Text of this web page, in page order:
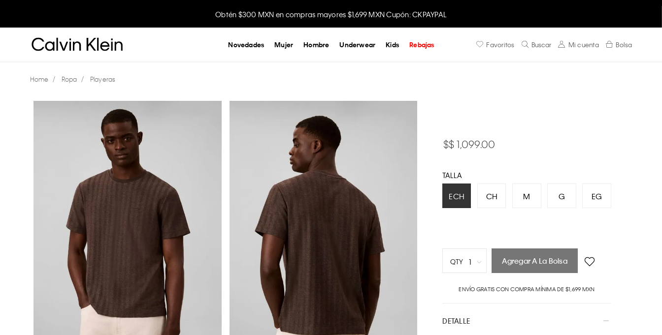
Obtén $300 MXN en compras mayores $1,699 MXN Cupón: CKPAYPAL
Favoritos Buscar Mi cuenta Bolsa
Novedades Mujer Hombre Underwear Kids Rebajas
Ropa Playeras
$ 1,099.00
TALLA
ECH CH M G EG
QTY 1 Agregar A La Bolsa
ENVÍO GRATIS CON COMPRA MÍNIMA DE $1,699 MXN
DETALLE